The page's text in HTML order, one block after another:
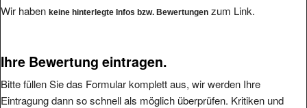
Wir haben keine hinterlegte Infos bzw. Bewertungen zum Link.
Ihre Bewertung eintragen.
Bitte füllen Sie das Formular komplett aus, wir werden Ihre
Eintragung dann so schnell als möglich überprüfen. Kritiken und